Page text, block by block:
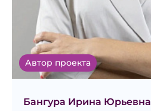
Автор проекта
Бангура Ирина Юрьевна